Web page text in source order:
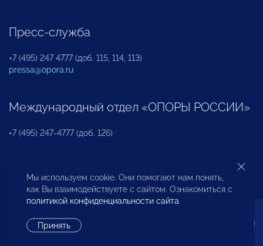
Пресс-служба
+7 (495) 247 4777 (доб. 115, 114, 113)
pressa@opora.ru
Международный отдел «ОПОРЫ РОССИИ»
+7 (495) 247-4777 (доб. 126)
Бюро по защите прав предпринимателей и
инвесторов
Мы используем cookie. Они помогают нам понять,
как Вы взаимодействуете с сайтом. Ознакомиться с
политикой конфиденциальности сайта.
Принять